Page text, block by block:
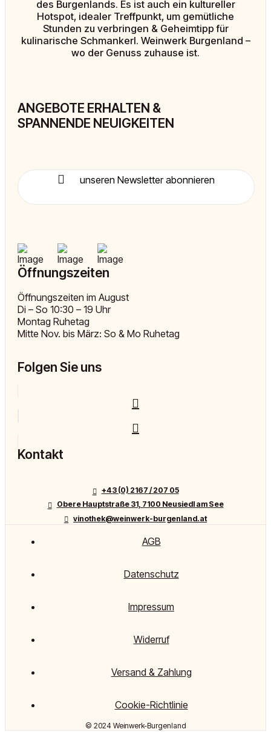
des Burgenlands. Es ist auch ein kultureller
Hotspot, idealer Treffpunkt, um gemütliche
Stunden zu verbringen & Geheimtipp für
kulinarische Schmankerl. Weinwerk Burgenland –
wo der Genuss zuhause ist.
ANGEBOTE ERHALTEN &
SPANNENDE NEUIGKEITEN
unseren Newsletter abonnieren
Öffnungszeiten
Öffnungszeiten im August
Di – So 10:30 – 19 Uhr
Montag Ruhetag
Mitte Nov. bis März: So & Mo Ruhetag
Folgen Sie uns
Kontakt
+43 (0) 2167 / 207 05
Obere Hauptstraße 31, 7100 Neusiedl am See
vinothek@weinwerk-burgenland.at
© 2024 Weinwerk-Burgenland
AGB
Datenschutz
Impressum
Widerruf
Versand & Zahlung
Cookie-Richtlinie